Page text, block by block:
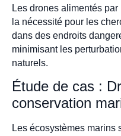
Les drones alimentés
la nécessité pour les
dans des endroits
minimisant les
naturels.
Étude de cas :
conservation
Les écosystèmes marins